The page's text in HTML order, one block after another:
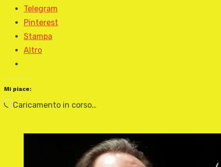
Telegram
Pinterest
Stampa
Altro
Mi piace:
Caricamento in corso…